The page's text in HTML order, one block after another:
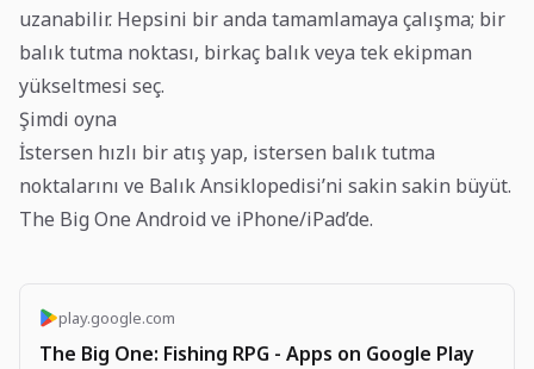
uzanabilir. Hepsini bir anda tamamlamaya çalışma; bir
balık tutma noktası, birkaç balık veya tek ekipman
yükseltmesi seç.
Şimdi oyna
İstersen hızlı bir atış yap, istersen balık tutma
noktalarını ve Balık Ansiklopedisi’ni sakin sakin büyüt.
The Big One Android ve iPhone/iPad’de.
play.google.com
The Big One: Fishing RPG - Apps on Google Play